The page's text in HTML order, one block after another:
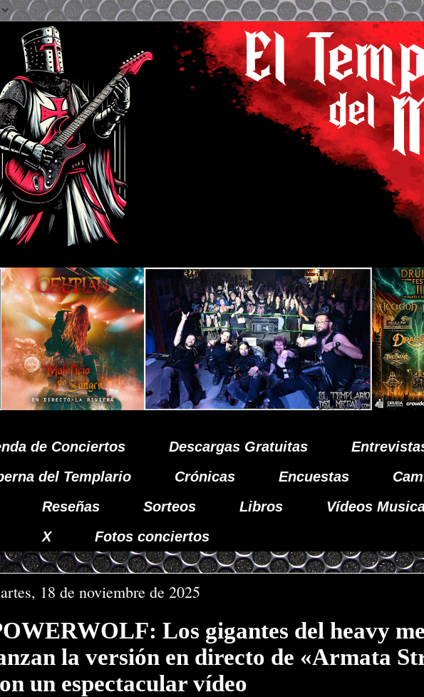
de Conciertos Descargas Gratuitas
del Templario Crónicas Encuestas
Reseñas Sorteos Libros Vídeos
X Fotos conciertos
18 de noviembre de 2025
Los gigantes del heavy
la versión en directo de «Armata
un espectacular vídeo